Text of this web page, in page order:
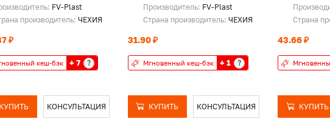
FV-Plast
производитель: ЧЕХИЯ
₽
кеш-бэк + 7 ?
КУПИТЬ КОНСУЛЬТАЦИЯ
Производитель: FV-Plast
Страна производитель: ЧЕХИЯ
31.90 ₽
Мгновенный кеш-бэк + 1 ?
КУПИТЬ КОНСУЛЬТАЦИЯ
Страна
43.66 ₽
КУПИТЬ